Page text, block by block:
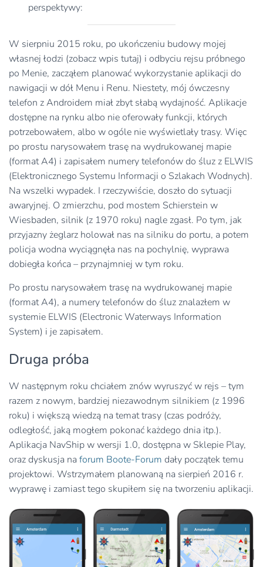
perspektywy:
W sierpniu 2015 roku, po ukończeniu budowy mojej
własnej łodzi (zobacz wpis tutaj) i odbyciu rejsu próbnego
po Menie, zacząłem planować wykorzystanie aplikacji do
nawigacji w dół Menu i Renu. Niestety, mój ówczesny
telefon z Androidem miał zbyt słabą wydajność. Aplikacje
dostępne na rynku albo nie oferowały funkcji, których
potrzebowałem, albo w ogóle nie wyświetlały trasy. Więc
po prostu narysowałem trasę na wydrukowanej mapie
(format A4) i zapisałem numery telefonów do śluz z ELWIS
(Elektronicznego Systemu Informacji o Szlakach Wodnych).
Na wszelki wypadek. I rzeczywiście, doszło do sytuacji
awaryjnej. O zmierzchu, pod mostem Schierstein w
Wiesbaden, silnik (z 1970 roku) nagle zgasł. Po tym, jak
przyjazny żeglarz holował nas na silniku do portu, a potem
policja wodna wyciągnęła nas na pochylnię, wyprawa
dobiegła końca – przynajmniej w tym roku.
Po prostu narysowałem trasę na wydrukowanej mapie
(format A4), a numery telefonów do śluz znalazłem w
systemie ELWIS (Electronic Waterways Information
System) i je zapisałem.
Druga próba
W następnym roku chciałem znów wyruszyć w rejs – tym
razem z nowym, bardziej niezawodnym silnikiem (z 1996
roku) i większą wiedzą na temat trasy (czas podróży,
odległość, jaką mogłem pokonać każdego dnia itp.).
Aplikacja NavShip w wersji 1.0, dostępna w Sklepie Play,
oraz dyskusja na forum Boote-Forum dały początek temu
projektowi. Wstrzymałem planowaną na sierpień 2016 r.
wyprawę i zamiast tego skupiłem się na tworzeniu aplikacji.